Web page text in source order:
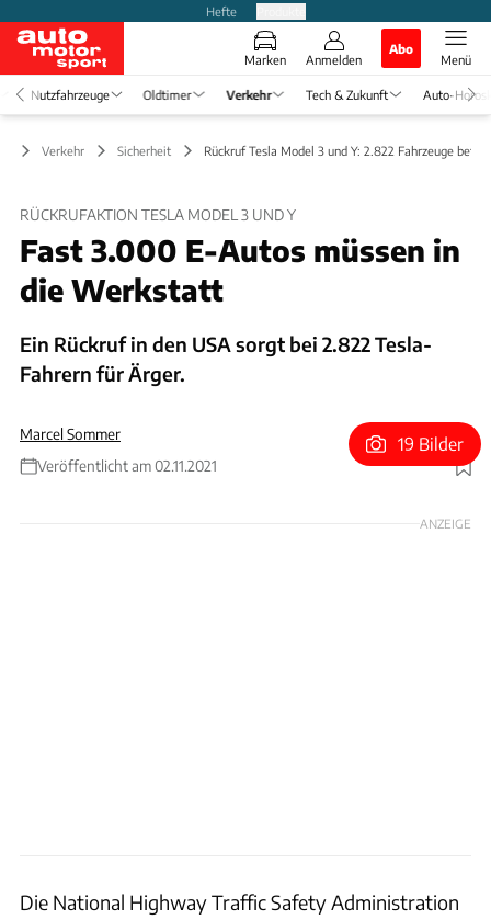
Hefte
Marken Anmelden
Abo
Menü
Nutzfahrzeuge Oldtimer Verkehr Tech & Zukunft Auto-
Verkehr Sicherheit Rückruf Tesla Model 3 und Y: 2.822 Fahrzeuge
RÜCKRUFAKTION TESLA MODEL 3 UND Y
Fast 3.000 E-Autos müssen in
die Werkstatt
Ein Rückruf in den USA sorgt bei 2.822 Tesla-
Fahrern für Ärger.
Marcel Sommer
Veröffentlicht am 02.11.2021
Foto: Achim Hartmann
19 Bilder
ANZEIGE
Die National Highway Traffic Safety Administration